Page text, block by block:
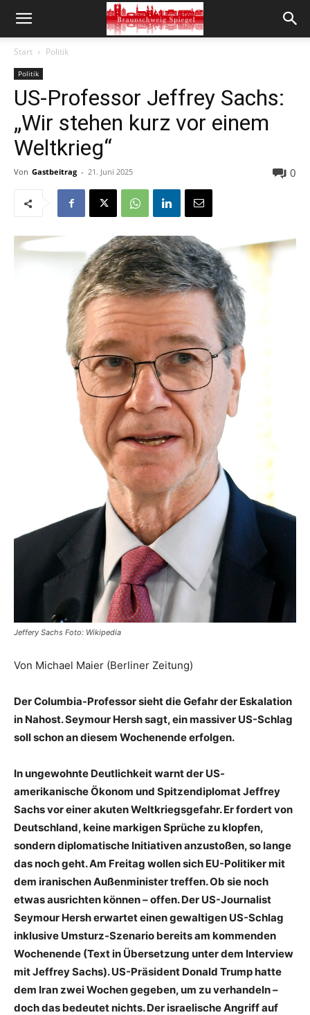
Start Politik
Politik
US-Professor Jeffrey Sachs:
„Wir stehen kurz vor einem
Weltkrieg“
Von Gastbeitrag - 21. Juni 2025 0
Jeffery Sachs Foto: Wikipedia
Von Michael Maier (Berliner Zeitung)
Der Columbia-Professor sieht die Gefahr der Eskalation
in Nahost. Seymour Hersh sagt, ein massiver US-Schlag
soll schon an diesem Wochenende erfolgen.
In ungewohnte Deutlichkeit warnt der US-
amerikanische Ökonom und Spitzendiplomat Jeffrey
Sachs vor einer akuten Weltkriegsgefahr. Er fordert von
Deutschland, keine markigen Sprüche zu klopfen,
sondern diplomatische Initiativen anzustoßen, so lange
das noch geht. Am Freitag wollen sich EU-Politiker mit
dem iranischen Außenminister treffen. Ob sie noch
etwas ausrichten können – offen. Der US-Journalist
Seymour Hersh erwartet einen gewaltigen US-Schlag
inklusive Umsturz-Szenario bereits am kommenden
Wochenende (Text in Übersetzung unter dem Interview
mit Jeffrey Sachs). US-Präsident Donald Trump hatte
dem Iran zwei Wochen gegeben, um zu verhandeln –
doch das bedeutet nichts. Der israelische Angriff auf